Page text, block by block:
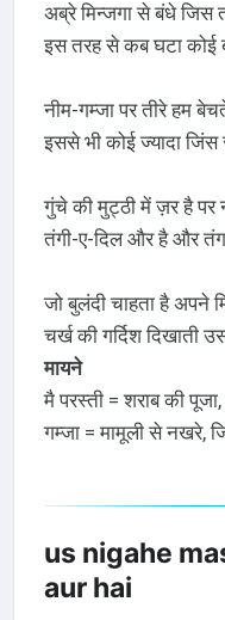
अब्रे मिन्जगा से बंधे जिस
इस तरह से कब घटा कोई
नीम-गम्जा पर तीरे हम
इससे भी कोई ज्यादा
गुंचे की मुट्ठी में ज़र है पर
तंगी-ए-दिल और है और
जो बुलंदी चाहता है अपने
चर्ख की गर्दिश दिखाती
मायने
मै परस्ती = शराब की
गम्जा = मामूली से नखरे,
us nigahe
aur hai